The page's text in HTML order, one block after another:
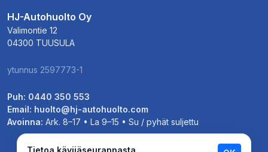
HJ-Autohuolto Oy
Valimontie 12
04300 TUUSULA
ytunnus 2597773-1
Puh: 0440 350 553
Email: huolto@hj-autohuolto.com
Avoinna: Ark. 8–17 • La 9–15 • Su / pyhät suljettu
Tietoa kävijäseurannasta